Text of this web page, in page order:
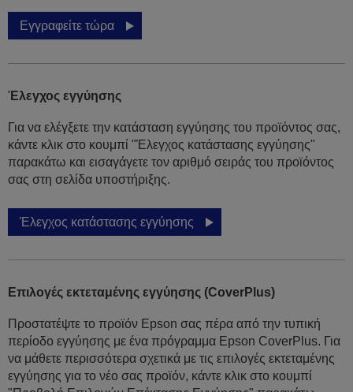
Εγγραφείτε τώρα
Έλεγχος εγγύησης
Για να ελέγξετε την κατάσταση εγγύησης του προϊόντος σας,
κάντε κλικ στο κουμπί "Έλεγχος κατάστασης εγγύησης"
παρακάτω και εισαγάγετε τον αριθμό σειράς του προϊόντος
σας στη σελίδα υποστήριξης.
Έλεγχος κατάστασης εγγύησης
Επιλογές εκτεταμένης εγγύησης (CoverPlus)
Προστατέψτε το προϊόν Epson σας πέρα από την τυπική
περίοδο εγγύησης με ένα πρόγραμμα Epson CoverPlus. Για
να μάθετε περισσότερα σχετικά με τις επιλογές εκτεταμένης
εγγύησης για το νέο σας προϊόν, κάντε κλικ στο κουμπί